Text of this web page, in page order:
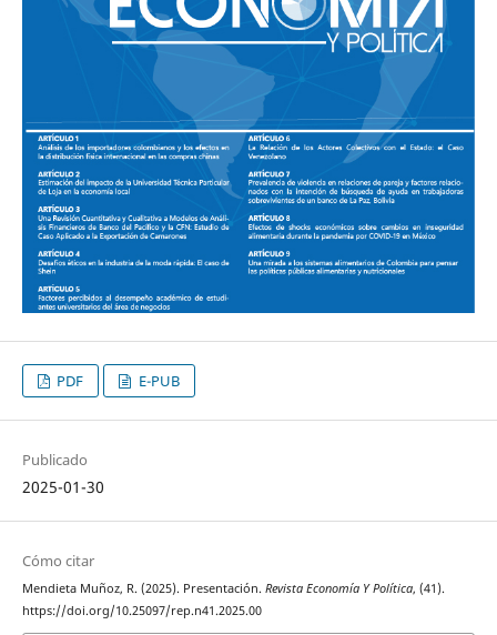
PDF E-PUB
Publicado
2025-01-30
Cómo citar
Mendieta Muñoz, R. (2025). Presentación. Revista Economía Y Política, (41).
https://doi.org/10.25097/rep.n41.2025.00